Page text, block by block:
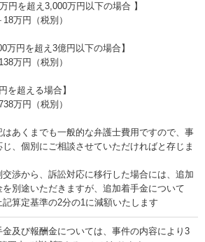
万円を超え3,000万円以下の場合 】
18万円（税別）
万円を超え3億円以下の場合】
万円（税別）
を超える場合】
万円（税別）
あくまでも一般的な弁護士費用ですので、事
じ、個別にご相談させていただければと存じま
渉から、訴訟対応に移行した場合には、追加
を別途いただきますが、追加着手金について
記算定基準の2分の1に減額いたします
金及び報酬金については、事件の内容により3